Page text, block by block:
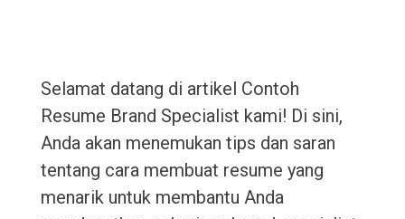
Selamat datang di artikel Contoh
Resume Brand Specialist kami! Di sini,
Anda akan menemukan tips dan saran
tentang cara membuat resume yang
menarik untuk membantu Anda